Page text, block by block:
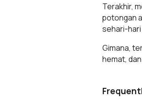
Terakhir,
potongan
sehari-
Gimana,
hemat,